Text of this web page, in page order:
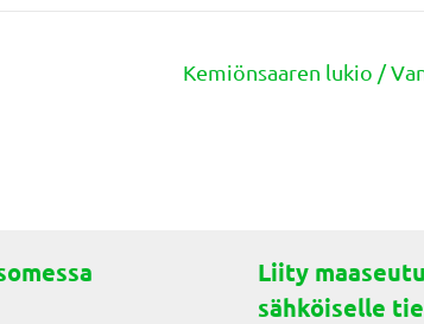
Kemiönsaaren lukio /
Liity
sähköiselle